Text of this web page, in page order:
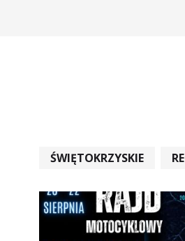
ŚWIĘTOKRZYSKIE